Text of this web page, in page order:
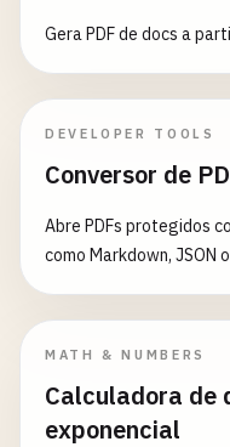
Gera PDF de docs a
DEVELOPER TOOLS
Conversor de
Abre PDFs protegidos
como Markdown, JSON
MATH & NUMBERS
Calculadora de
exponencial